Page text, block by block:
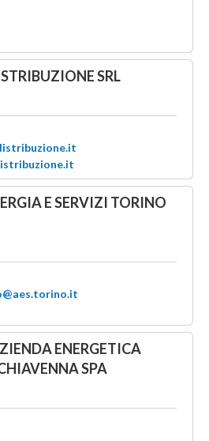
SRL
E SERVIZI TORINO
ENERGETICA
SPA